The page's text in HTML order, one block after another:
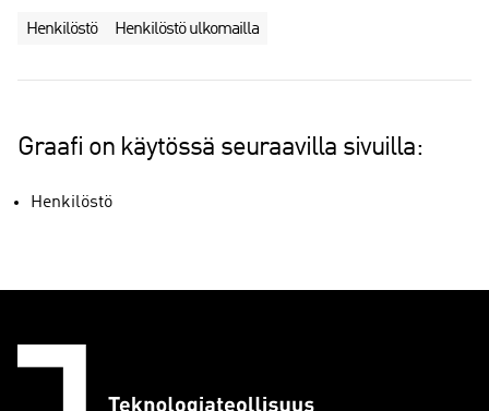
Henkilöstö Henkilöstö ulkomailla
Graafi on käytössä seuraavilla sivuilla:
Henkilöstö